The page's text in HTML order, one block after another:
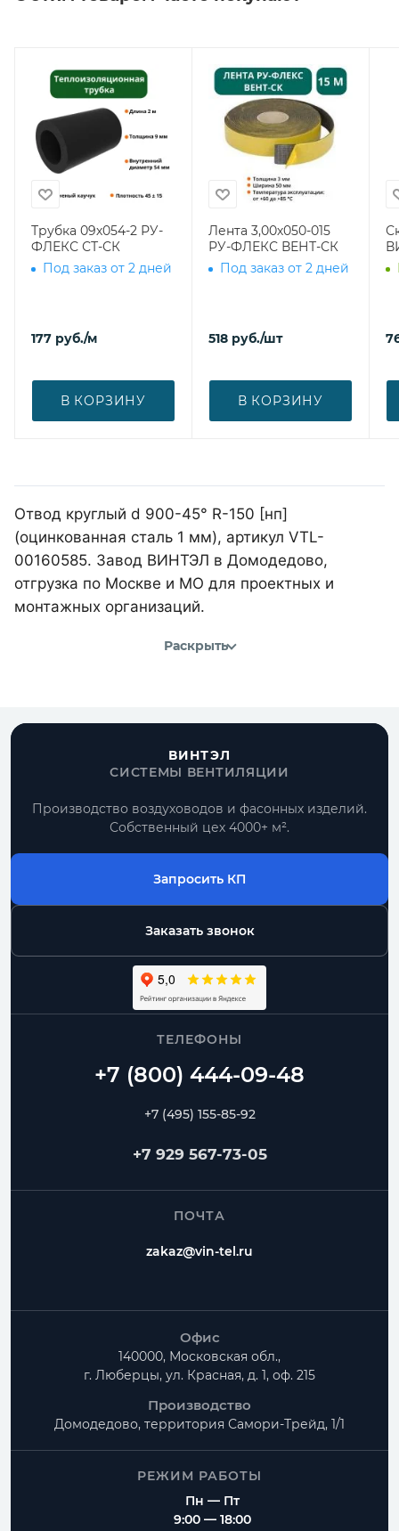
Трубка 09х054-2 РУ-
ФЛЕКС СТ-СК
Под заказ от 2 дней
177 руб./м
В КОРЗИНУ
Лента 3,00х050-015
РУ-ФЛЕКС ВЕНТ-СК
Под заказ от 2 дней
518 руб./шт
В КОРЗИНУ
Отвод круглый d 900-45° R-150 [нп]
(оцинкованная сталь 1 мм), артикул VTL-
00160585. Завод ВИНТЭЛ в Домодедово,
отгрузка по Москве и МО для проектных и
монтажных организаций.
Раскрыть
ВИНТЭЛ
СИСТЕМЫ ВЕНТИЛЯЦИИ
Производство воздуховодов и фасонных изделий.
Собственный цех 4000+ м².
Запросить КП
Заказать звонок
ТЕЛЕФОНЫ
+7 (495) 155-85-92
+7 929 567-73-05
ПОЧТА
zakaz@vin-tel.ru
Офис
140000, Московская обл.,
г. Люберцы, ул. Красная, д. 1, оф. 215
Производство
Домодедово, территория Самори-Трейд, 1/1
РЕЖИМ РАБОТЫ
Пн — Пт
9:00 — 18:00